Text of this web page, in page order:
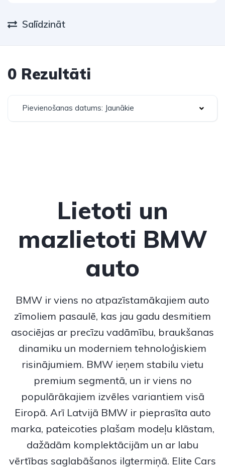
Salīdzināt
0 Rezultāti
Pievienošanas datums: Jaunākie
Lietoti un
mazlietoti BMW
auto
BMW ir viens no atpazīstamākajiem auto
zīmoliem pasaulē, kas jau gadu desmitiem
asociējas ar precīzu vadāmību, braukšanas
dinamiku un moderniem tehnoloģiskiem
risinājumiem. BMW ieņem stabilu vietu
premium segmentā, un ir viens no
populārākajiem izvēles variantiem visā
Eiropā. Arī Latvijā BMW ir pieprasīta auto
marka, pateicoties plašam modeļu klāstam,
dažādām komplektācijām un ar labu
vērtības saglabāšanos ilgtermiņā. Elite Cars